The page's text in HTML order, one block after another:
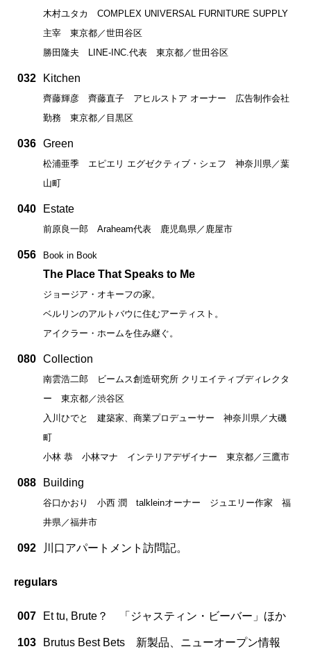
木村ユタカ COMPLEX UNIVERSAL FURNITURE SUPPLY
主宰 東京都／世田谷区
勝田隆夫 LINE-INC.代表 東京都／世田谷区
032 Kitchen
齊藤輝彦 齊藤直子 アヒルストア オーナー 広告制作会社
勤務 東京都／目黒区
036 Green
松浦亜季 エピエリ エグゼクティブ・シェフ 神奈川県／葉
山町
040 Estate
前原良一郎 Araheam代表 鹿児島県／鹿屋市
056 Book in Book
The Place That Speaks to Me
ジョージア・オキーフの家。
ベルリンのアルトバウに住むアーティスト。
アイクラー・ホームを住み継ぐ。
080 Collection
南雲浩二郎 ビームス創造研究所 クリエイティブディレクタ
ー 東京都／渋谷区
入川ひでと 建築家、商業プロデューサー 神奈川県／大磯
町
小林 恭 小林マナ インテリアデザイナー 東京都／三鷹市
088 Building
谷口かおり 小西 潤 talkleinオーナー ジュエリー作家 福
井県／福井市
092 川口アパートメント訪問記。
regulars
007 Et tu, Brute？ 「ジャスティン・ビーバー」ほか
103 Brutus Best Bets 新製品、ニューオープン情報